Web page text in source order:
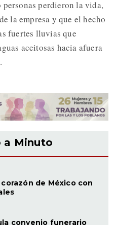
perdieron la vida,
la empresa y que el hecho
fuertes lluvias que
aceitosas hacia afuera
a Minuto
de México con
convenio funerario